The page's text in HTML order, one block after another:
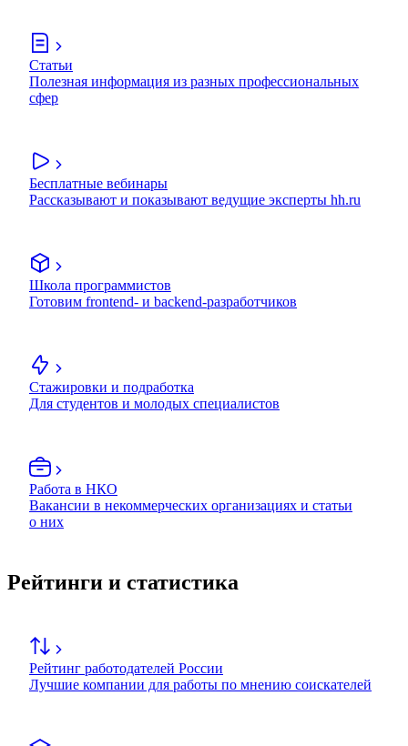
Статьи
Полезная информация из разных профессиональных
сфер
Бесплатные вебинары
Рассказывают и показывают ведущие эксперты hh.ru
Школа программистов
Готовим frontend- и backend-разработчиков
Стажировки и подработка
Для студентов и молодых специалистов
Работа в НКО
Вакансии в некоммерческих организациях и статьи
о них
Рейтинги и статистика
Рейтинг работодателей России
Лучшие компании для работы по мнению соискателей